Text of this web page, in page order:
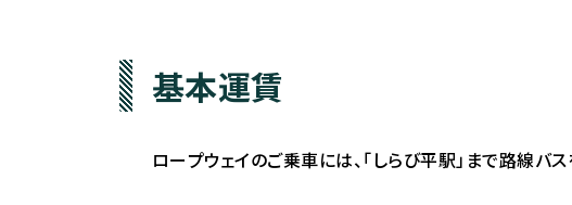
基本運賃
ロープウェイのご乗車には、「しらび平駅」まで路線バ